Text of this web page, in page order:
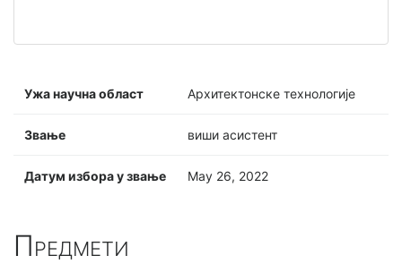
Ужа научна област Архитектонске технологије
Звање виши асистент
Датум избора у звање May 26, 2022
Предмети